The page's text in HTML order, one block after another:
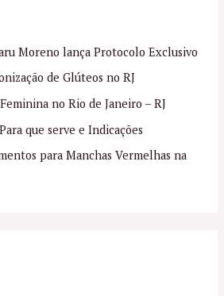
Moreno lança Protocolo Exclusivo
de Glúteos no RJ
no Rio de Janeiro – RJ
que serve e Indicações
para Manchas Vermelhas na